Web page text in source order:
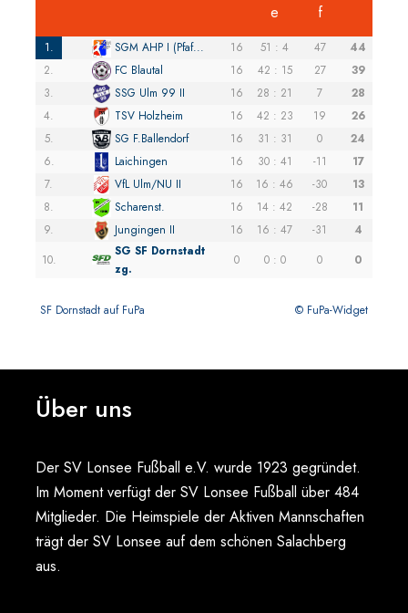
e
f
1. SGM AHP I (Pfaf... 16 51 : 4 47
44
2.
FC Blautal 16 42 : 15 27
39
3.
SSG Ulm 99 II 16 28 : 21 7
28
4.
TSV Holzheim 16 42 : 23 19
26
5.
SG F.Ballendorf 16 31 : 31 0
24
6.
Laichingen 16 30 : 41 -11
17
7.
VfL Ulm/NU II 16 16 : 46 -30
13
8.
Scharenst. 16 14 : 42 -28
11
9.
Jungingen II 16 16 : 47 -31
4
10.
SG SF Dornstadt
zg.
0 0 : 0 0 0
SF Dornstadt auf FuPa © FuPa-Widget
Über uns
Der SV Lonsee Fußball e.V. wurde 1923 gegründet.
Im Moment verfügt der SV Lonsee Fußball über 484
Mitglieder. Die Heimspiele der Aktiven Mannschaften
trägt der SV Lonsee auf dem schönen Salachberg
aus.